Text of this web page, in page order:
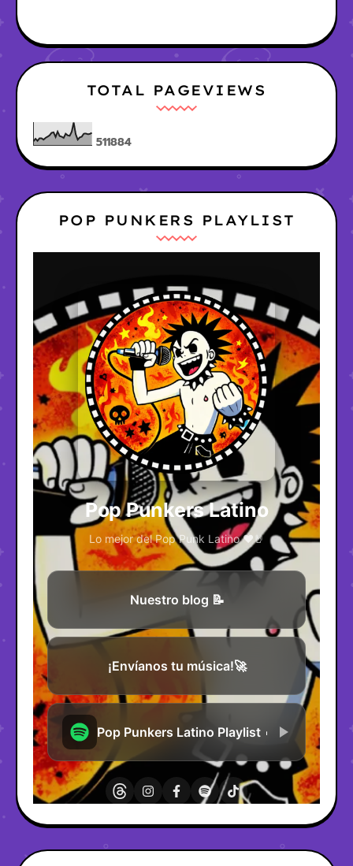
TOTAL PAGEVIEWS
511884
POP PUNKERS PLAYLIST